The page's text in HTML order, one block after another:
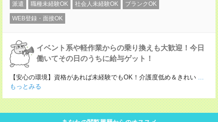
派遣 職種未経験OK 社会人未経験OK ブランクOK
WEB登録・面接OK
イベント系や軽作業からの乗り換えも大歓迎！今日
働いてその日のうちに給与ゲット！
【安心の環境】資格があれば未経験でもOK！介護度低め＆きれい ...
もっとみる